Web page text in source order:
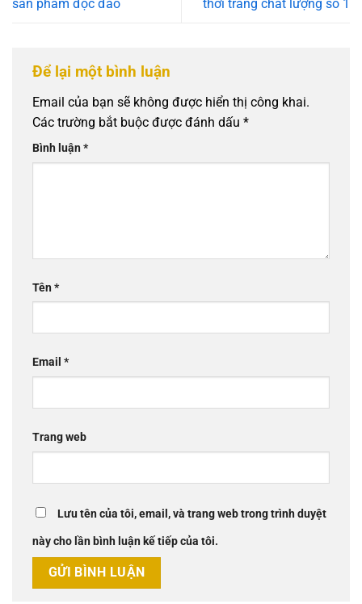
sản phẩm độc đáo
thời trang chất lượng số 1
Để lại một bình luận
Email của bạn sẽ không được hiển thị công khai.
Các trường bắt buộc được đánh dấu *
Bình luận*
Tên*
Email *
Trang web
Lưu tên của tôi, email, và trang web trong trình duyệt
này cho lần bình luận kế tiếp của tôi.